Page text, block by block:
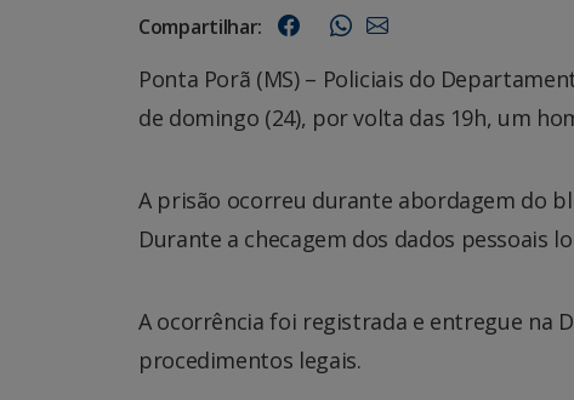
Compartilhar:
Ponta Porã (MS) – Policiais do
de domingo (24), por volta das 19h, um
A prisão ocorreu durante abordagem do
Durante a checagem dos dados pessoais
A ocorrência foi registrada e entregue na
procedimentos legais.